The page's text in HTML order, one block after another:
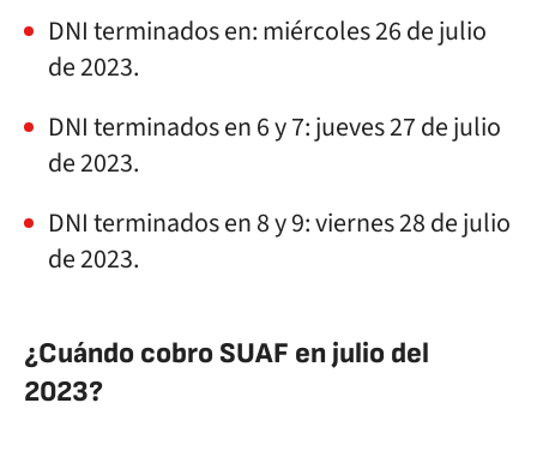
DNI terminados en: miércoles 26 de julio
de 2023.
DNI terminados en 6 y 7: jueves 27 de julio
de 2023.
DNI terminados en 8 y 9: viernes 28 de julio
de 2023.
¿Cuándo cobro SUAF en julio del
2023?